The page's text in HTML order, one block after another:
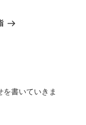
を書いていきま